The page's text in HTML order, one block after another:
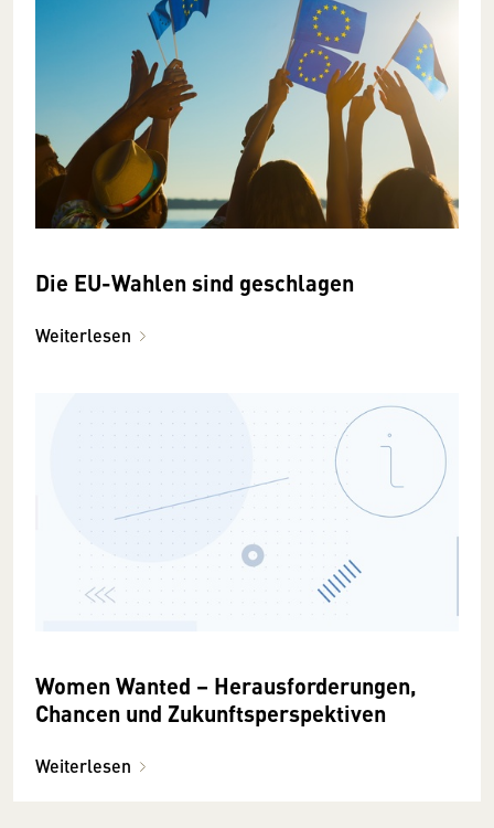
Die EU-Wahlen sind geschlagen
Weiterlesen
Women Wanted – Heraus­forderungen,
Chancen und Zukunftsperspektiven
Weiterlesen